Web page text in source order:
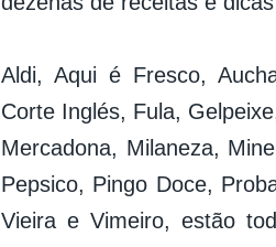
Aldi, Aqui é Fresco,
Corte Inglés, Fula,
Mercadona, Milaneza,
Pepsico, Pingo Doce,
Vieira e Vimeiro, estão